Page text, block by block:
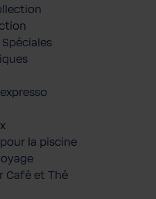
la piscine
Café et Thé